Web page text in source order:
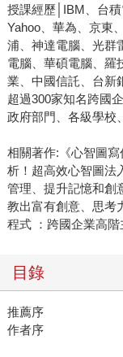
授課經歷│IBM、台
Yahoo、華為、京東
浦、神達電腦、光群
電腦、華碩電腦、羅
業、中國信託、台新
超過300家知名跨國
政府部門、各級學校
相關著作:《心智圖
析！超高效心智圖法
管理、提升記憶和創
教出富有創意、思考
程式 ：跨國企業高階
目錄
推薦序
作者序